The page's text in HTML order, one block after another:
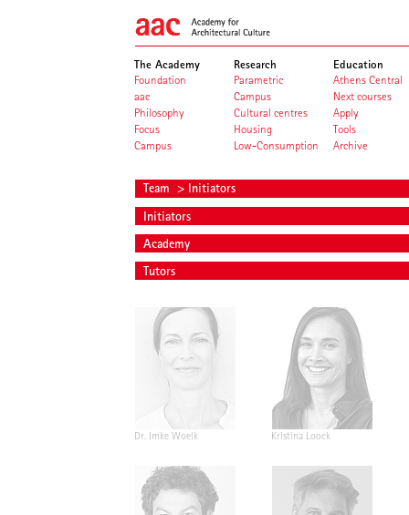
The Academy
Foundation
aac
Philosophy
Focus
Campus
Research
Parametric
Campus
Cultural centres
Housing
Low-Consumption
Education
Athens Central
Next courses
Apply
Tools
Archive
Team > Initiators
Initiators
Academy
Tutors
Dr. Imke Woelk Kristina Loock